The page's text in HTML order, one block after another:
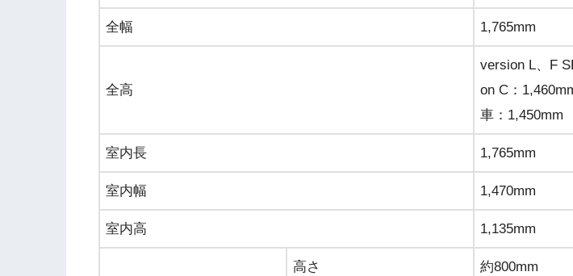
全幅 1,765mm
全高
version L、F
on C：
車：1,450mm
室内長 1,765mm
室内幅 1,470mm
室内高 1,135mm
高さ 約800mm